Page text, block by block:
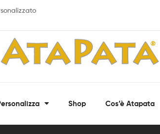
Shop Cos’è Atapata